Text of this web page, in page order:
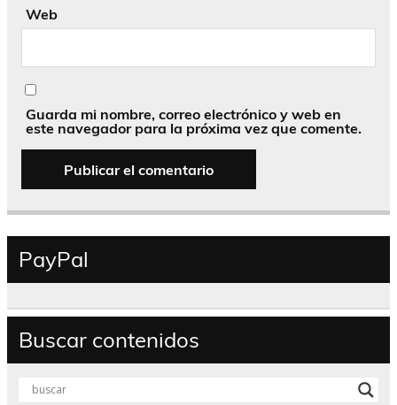
Web
Guarda mi nombre, correo electrónico y web en
este navegador para la próxima vez que comente.
PayPal
Buscar contenidos